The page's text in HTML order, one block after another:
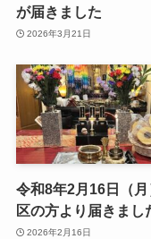
が届きました
2026年3月21日
令和8年2月16日（月
区の方より届きまし
2026年2月16日